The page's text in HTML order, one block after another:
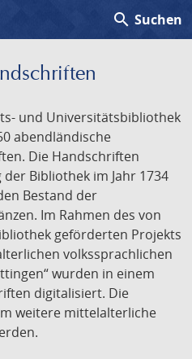
search Suchen
und Universitätsbibliothek
abendländische
Die Handschriften
Bibliothek im Jahr 1734
Bestand der
Im Rahmen des von
geförderten Projekts
volkssprachlichen
wurden in einem
digitalisiert. Die
weitere mittelalterliche